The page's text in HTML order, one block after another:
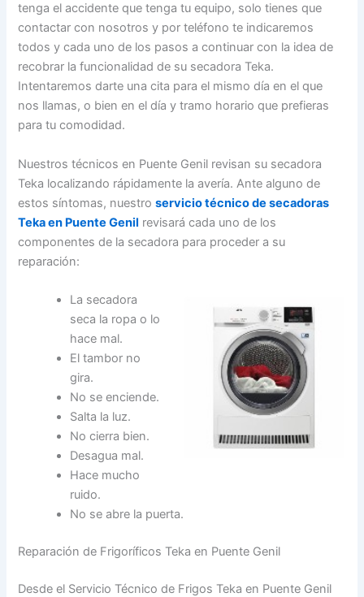
tenga el accidente que tenga tu equipo, solo tienes que
contactar con nosotros y por teléfono te indicaremos
todos y cada uno de los pasos a continuar con la idea de
recobrar la funcionalidad de su secadora Teka.
Intentaremos darte una cita para el mismo día en el que
nos llamas, o bien en el día y tramo horario que prefieras
para tu comodidad.
Nuestros técnicos en Puente Genil revisan su secadora
Teka localizando rápidamente la avería. Ante alguno de
estos síntomas, nuestroservicio técnico de secadoras
Teka en Puente Genil revisará cada uno de los
componentes de la secadora para proceder a su
reparación:
La secadora
seca la ropa o lo
hace mal.
El tambor no
gira.
No se enciende.
Salta la luz.
No cierra bien.
Desagua mal.
Hace mucho
ruido.
No se abre la puerta.
Reparación de Frigoríficos Teka en Puente Genil
Desde el Servicio Técnico de Frigos Teka en Puente Genil